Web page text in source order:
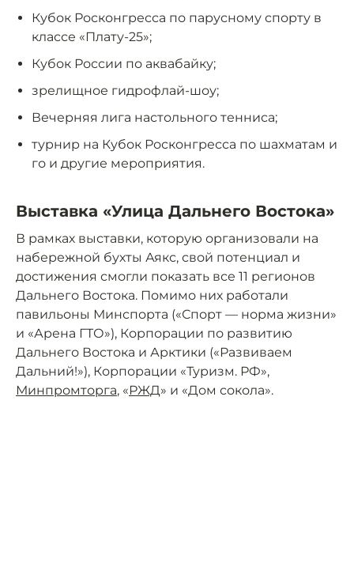
Кубок Росконгресса по парусному спорту в
классе «Плату-25»;
Кубок России по аквабайку;
зрелищное гидрофлай-шоу;
Вечерняя лига настольного тенниса;
турнир на Кубок Росконгресса по шахматам и
го и другие мероприятия.
Выставка «Улица Дальнего Востока»
В рамках выставки, которую организовали на
набережной бухты Аякс, свой потенциал и
достижения смогли показать все 11 регионов
Дальнего Востока. Помимо них работали
павильоны Минспорта («Спорт — норма жизни»
и «Арена ГТО»), Корпорации по развитию
Дальнего Востока и Арктики («Развиваем
Дальний!»), Корпорации «Туризм. РФ»,
Минпромторга, «РЖД» и «Дом сокола».